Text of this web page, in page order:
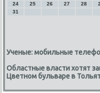
24
25 26 27 28
31
Ученые: мобильные
Областные власти хотят
Цветном бульваре в